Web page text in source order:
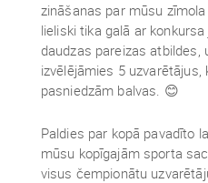
zināšanas par mūsu
lieliski tika galā ar
daudzas pareizas atbildes,
izvēlējāmies 5
pasniedzām balvas. 😊
Paldies par kopā pavadīto
mūsu kopīgajām sporta
visus čempionātu